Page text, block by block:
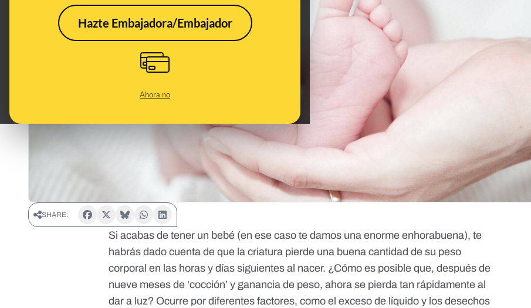
Hazte Embajadora/Embajador
Ahora no
SHARE:
Si acabas de tener un bebé (en ese caso te damos una enorme enhorabuena), te
habrás dado cuenta de que la criatura pierde una buena cantidad de su peso
corporal en las horas y días siguientes al nacer. ¿Cómo es posible que, después de
nueve meses de ‘cocción’ y ganancia de peso, ahora se pierda tan rápidamente al
dar a luz? Ocurre por diferentes factores, como el exceso de líquido y los desechos